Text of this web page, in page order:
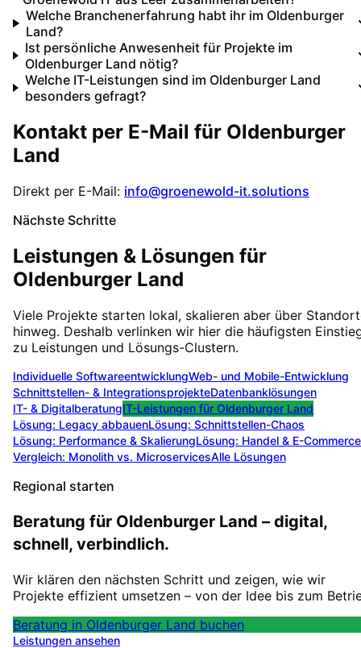
Welche Branchenerfahrung habt ihr im Oldenburger
Land?
Ist persönliche Anwesenheit für Projekte im
Oldenburger Land nötig?
Welche IT-Leistungen sind im Oldenburger Land
besonders gefragt?
Kontakt per E-Mail für Oldenburger
Land
Direkt per E-Mail: info@groenewold-it.solutions
Nächste Schritte
Leistungen & Lösungen für
Oldenburger Land
Viele Projekte starten lokal, skalieren aber über
hinweg. Deshalb verlinken wir hier die häufigsten
zu Leistungen und Lösungs-Clustern.
Individuelle SoftwareentwicklungWeb- und Mobile-Entwicklung
Schnittstellen- & IntegrationsprojekteDatenbanklösungen
IT- & DigitalberatungIT-Leistungen für Oldenburger Land
Lösung: Legacy abbauenLösung: Schnittstellen-Chaos
Lösung: Performance & SkalierungLösung: Handel & E-Commerce
Vergleich: Monolith vs. MicroservicesAlle Lösungen
Regional starten
Beratung für Oldenburger Land – digital,
schnell, verbindlich.
Wir klären den nächsten Schritt und zeigen, wie wir
Projekte effizient umsetzen – von der Idee bis zum
Beratung in Oldenburger Land buchen
Leistungen ansehen